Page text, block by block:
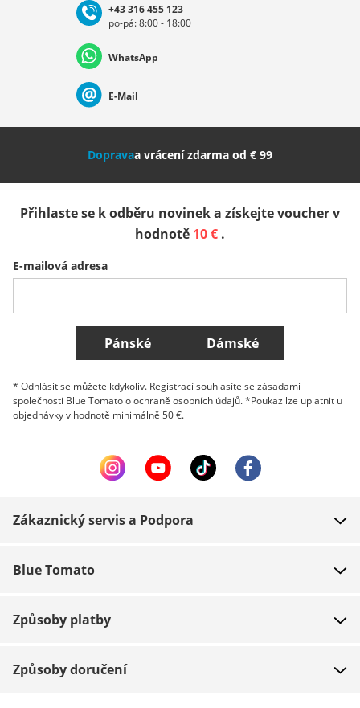
Deutschland Österreich
Nederland Italia (Italiano) Italien (Deutsch)
Slovenija
Belgique (Français) Danmark Norge
Všechny země
+43 316 455 123
po-pá: 8:00 - 18:00
WhatsApp
E-Mail
Dopravaa vrácení zdarma od € 99
Přihlaste se k odběru novinek a získejte voucher v
hodnotě 10 € .
E-mailová adresa
Pánské Dámské
* Odhlásit se můžete kdykoliv. Registrací souhlasíte se zásadami
společnosti Blue Tomato o ochraně osobních údajů. *Poukaz lze uplatnit u
objednávky v hodnotě minimálně 50 €.
Zákaznický servis a Podpora
Platba
Navrácení zboží
Blue Tomato
Práce
Způsoby platby
Způsoby doručení